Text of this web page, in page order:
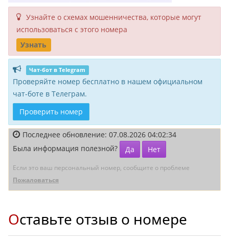
Узнайте о схемах мошенни­чества, кото­рые могут
исполь­зоваться с этого номера
Узнать
Чат-бот в Telegram
Проверяйте номер бесплатно в нашем официальном
чат-боте в Телеграм.
Проверить номер
Последнее обновление: 07.08.2026 04:02:34
Была информация полезной?
Да Нет
Если это ваш персональный номер, сообщите о проблеме
Пожаловаться
Оставьте отзыв о номере